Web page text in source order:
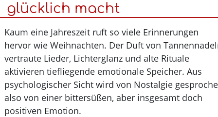
ist
wichtig:
Auch
die
Psyche
kommt
zur
Sprache
glücklich macht
Kaum eine Jahreszeit ruft so viele Erinnerungen
hervor wie Weihnachten. Der Duft von
vertraute Lieder, Lichterglanz und alte Rituale
aktivieren tiefliegende emotionale Speicher. Aus
psychologischer Sicht wird von Nostalgie
also von einer bittersüßen, aber insgesamt doch
positiven Emotion.